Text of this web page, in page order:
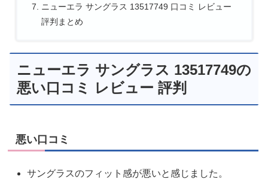
ニューエラ サングラス 13517749 口コミ レビュー
評判まとめ
ニューエラ サングラス 13517749の
悪い口コミ レビュー 評判
悪い口コミ
サングラスのフィット感が悪いと感じました。